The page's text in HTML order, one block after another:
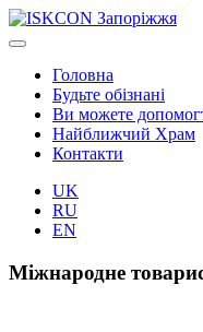
Головна
Будьте обізнані
Ви можете
Найближчий Храм
Контакти
UK
RU
EN
Міжнародне